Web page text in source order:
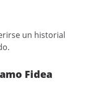
un historial
Fidea